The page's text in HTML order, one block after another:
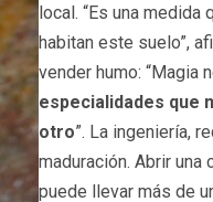
local. “Es una
habitan este suelo”,
vender humo: “Magia
especialidades que
otro”. La ingeniería,
maduración. Abrir una
puede llevar más de